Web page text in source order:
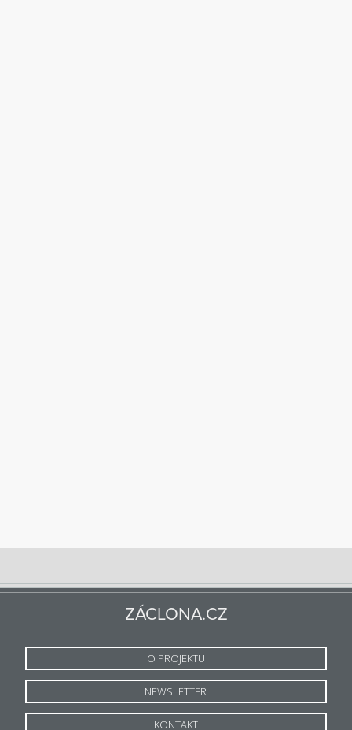
ZÁCLONA.CZ
O PROJEKTU
NEWSLETTER
KONTAKT